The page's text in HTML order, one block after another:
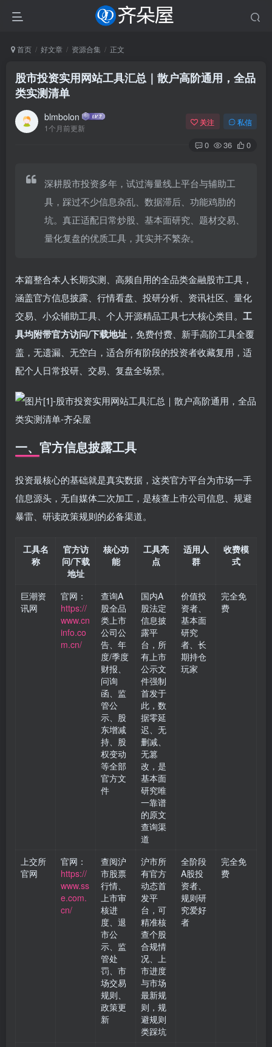
首页 好文章 资源合集 正文
股市投资实用网站工具汇总｜散户高阶通用，全品
类实测清单
blmbolon
1个月前更新
关注 私信
0 36 0
深耕股市投资多年，试过海量线上平台与辅助工
具，踩过不少信息杂乱、数据滞后、功能鸡肋的
坑。真正适配日常炒股、基本面研究、题材交易、
量化复盘的优质工具，其实并不繁杂。
本篇整合本人长期实测、高频自用的全品类金融股市工具，
涵盖官方信息披露、行情看盘、投研分析、资讯社区、量化
交易、小众辅助工具、个人开源精品工具七大核心类目。 工
具均附带官方访问/下载地址 ，免费付费、新手高阶工具全覆
盖，无遗漏、无空白，适合所有阶段的投资者收藏复用，适
配个人日常投研、交易、复盘全场景。
一、官方信息披露工具
投资最核心的基础就是真实数据，这类官方平台为市场一手
信息源头，无自媒体二次加工，是核查上市公司信息、规避
暴雷、研读政策规则的必备渠道。
工具名
称
官方访
问/下载
地址
核心功
能
工具亮
点
适用人
群
收费模
式
巨潮资
讯网
官网：
https://
www.cn
info.co
m.cn/
查询A
股全品
类上市
公司公
告、年
度/季度
财报、
问询
函、监
管公
示、股
东增减
持、股
权变动
等全部
官方文
件
国内A
股法定
信息披
露平
台，所
有上市
公示文
件强制
首发于
此，数
据零延
迟、无
删减、
无篡
改，是
基本面
研究唯
一靠谱
的原文
查询渠
道
价值投
资者、
基本面
研究
者、长
期持仓
玩家
完全免
费
上交所
官网
官网：
https://
www.ss
e.com.
cn/
查阅沪
市股票
行情、
上市审
核进
度、退
市公
示、监
管处
罚、市
场交易
规则、
政策更
新
沪市所
有官方
动态首
发平
台，可
精准核
查个股
合规情
况、上
市进度
与市场
最新规
则，规
避规则
类踩坑
全阶段
A股投
资者、
规则研
究爱好
者
完全免
费